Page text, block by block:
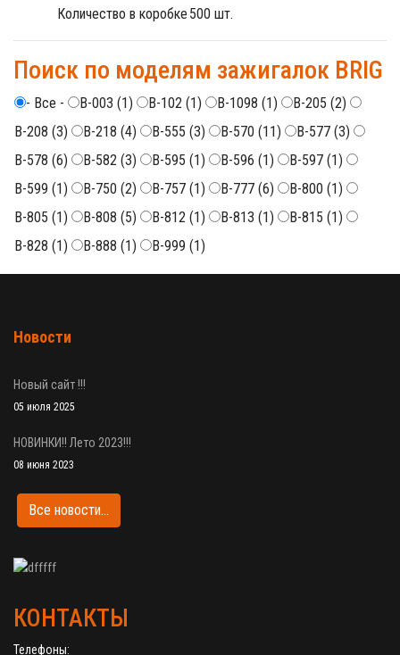
Количество в коробке 500 шт.
Поиск по моделям зажигалок BRIG
- Все - B-003 (1) B-102 (1) B-1098 (1)
B-205 (2)
B-208 (3)
B-218 (4) B-555 (3) B-570 (11)
B-577 (3)
B-578 (6)
B-582 (3) B-595 (1) B-596 (1)
B-597 (1)
B-599 (1)
B-750 (2) B-757 (1) B-777 (6)
B-800 (1)
B-805 (1)
B-808 (5) B-812 (1) B-813 (1)
B-815 (1)
B-828 (1)
B-888 (1) B-999 (1)
Новости
Новый сайт !!!
05 июля 2025
НОВИНКИ!! Лето 2023!!!
08 июня 2023
Все новости...
КОНТАКТЫ
Телефоны: